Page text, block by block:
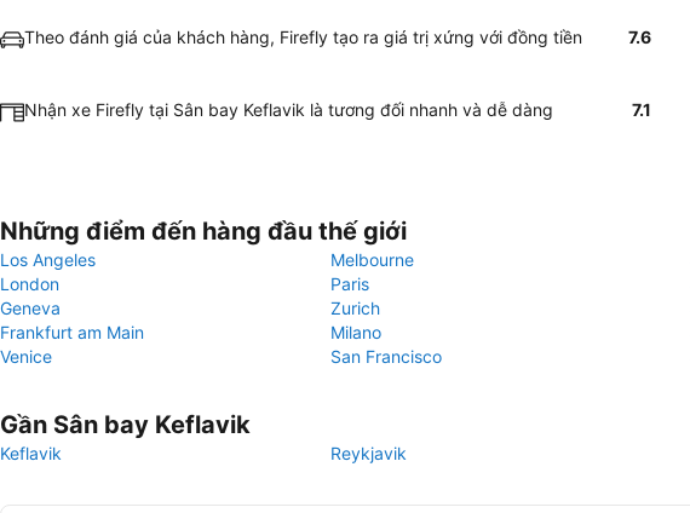
Theo đánh giá của khách hàng, Firefly tạo ra giá trị xứng với đồng tiền 7.6
Nhận xe Firefly tại Sân bay Keflavik là tương đối nhanh và dễ dàng 7.1
Những điểm đến hàng đầu thế giới
Los Angeles
Melbourne
London
Paris
Geneva
Zurich
Frankfurt am Main
Milano
Venice
San Francisco
Gần Sân bay Keflavik
Keflavik Reykjavik